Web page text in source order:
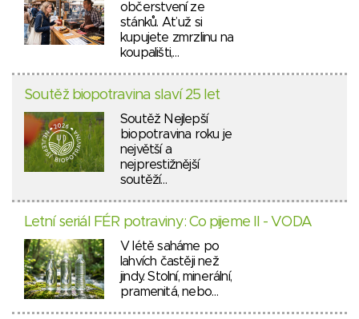
občerstvení ze
stánků. Ať už si
kupujete zmrzlinu na
koupališti,…
Soutěž biopotravina slaví 25 let
Soutěž Nejlepší
biopotravina roku je
největší a
nejprestižnější
soutěží…
Letní seriál FÉR potraviny: Co pijeme II - VODA
V létě saháme po
lahvích častěji než
jindy. Stolní, minerální,
pramenitá, nebo…